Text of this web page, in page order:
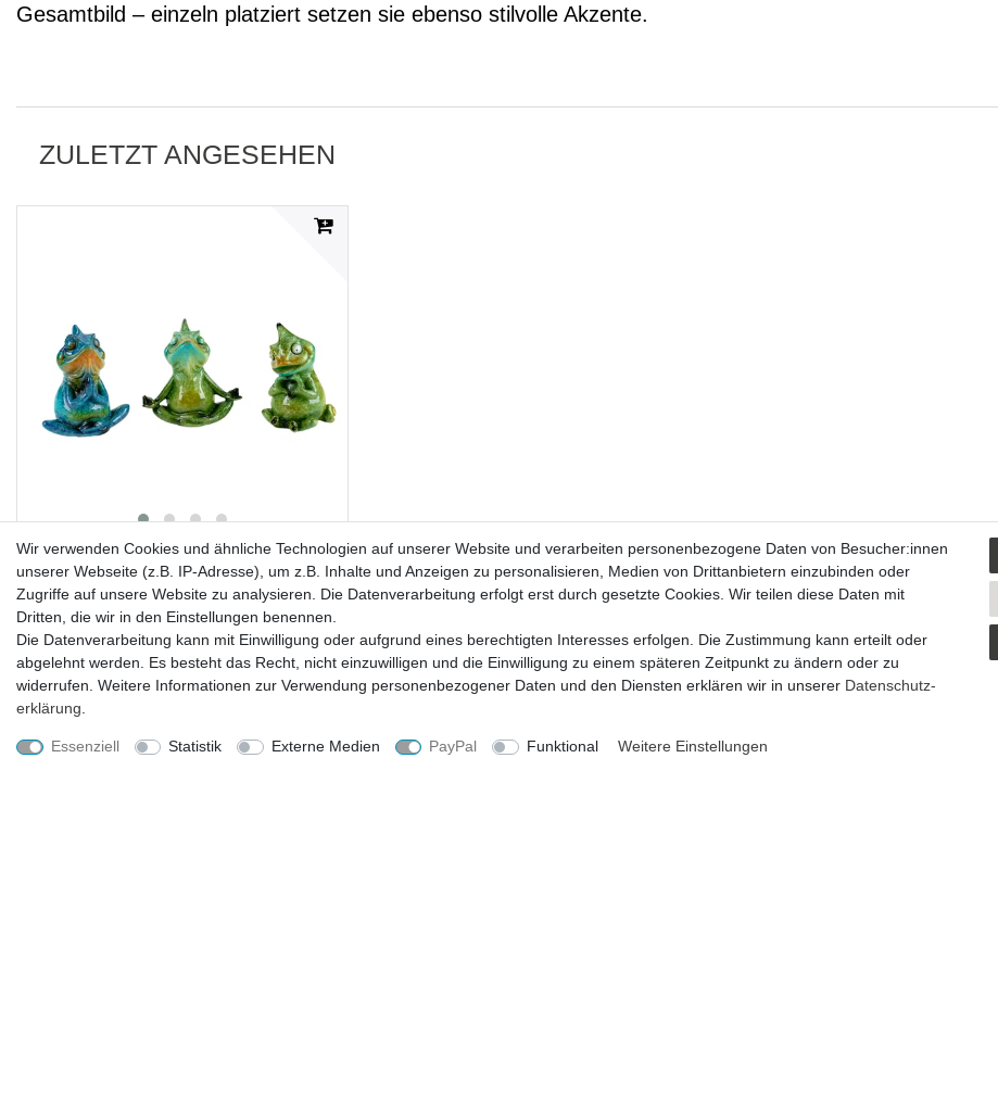
Gesamtbild – einzeln platziert setzen sie ebenso stilvolle Akzente.
ZULETZT ANGESEHEN
formano 3er Set Chamäleon Fritzi macht
Yoga Dekofigur – Lustige Tierfigur ca 9cm
aus Polyresin, glänzend & mehrfarbig –
Moderne Tisch- & Wohnraumdeko
34,99 € *
Wir verwenden Cookies und ähnliche Technologien auf unserer Website und verarbeiten personenbezogene Daten von Besucher:innen
unserer Webseite (z.B. IP-Adresse), um z.B. Inhalte und Anzeigen zu personalisieren, Medien von Drittanbietern einzubinden oder
Zugriffe auf unsere Website zu analysieren. Die Datenverarbeitung erfolgt erst durch gesetzte Cookies. Wir teilen diese Daten mit
Dritten, die wir in den Einstellungen benennen.
Die Datenverarbeitung kann mit Einwilligung oder aufgrund eines berechtigten Interesses erfolgen. Die Zustimmung kann erteilt oder
abgelehnt werden. Es besteht das Recht, nicht einzuwilligen und die Einwilligung zu einem späteren Zeitpunkt zu ändern oder zu
widerrufen. Weitere Informationen zur Verwendung personenbezogener Daten und den Diensten erklären wir in unserer Daten­schutz­
erklärung
Essenziell Statistik Externe Medien PayPal Funktional Weitere Einstellungen